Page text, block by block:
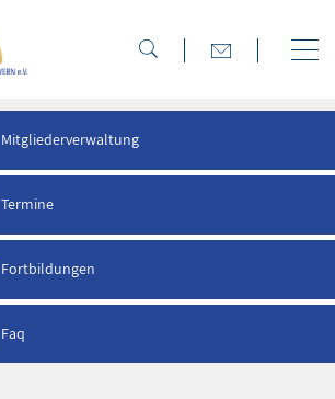
Mitgliederverwaltung
Termine
Fortbildungen
Faq